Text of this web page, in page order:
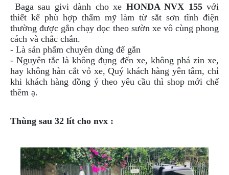
PHỤ
KIỆN
XSR
155
ÁO
MƯA
GIVI
GĂNG
BALO
TÚI
Baga sau givi dành cho xe HONDA NVX 155 với
thiết kế phù hợp thẩm mỹ làm từ sắt sơntĩnh điện
thường được gắn chạy dọc theo sườn xe vô cùng phong
cách và chắc chắn.
- Là sản phẩm chuyên dùng để gắn
-Nguyên tắc là không đụng đến xe, không phá zin xe,
hay không hàn cắt vỏ xe, Quý khách hàng yên tâm, chỉ
khi khách hàng đồng ý theo yêu cầu thì shop mới chế
thêm ạ.
Thùng sau 32 lít cho nvx :